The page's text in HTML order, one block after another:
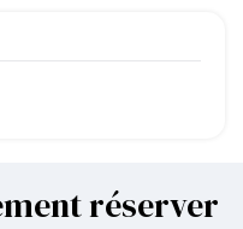
réserver